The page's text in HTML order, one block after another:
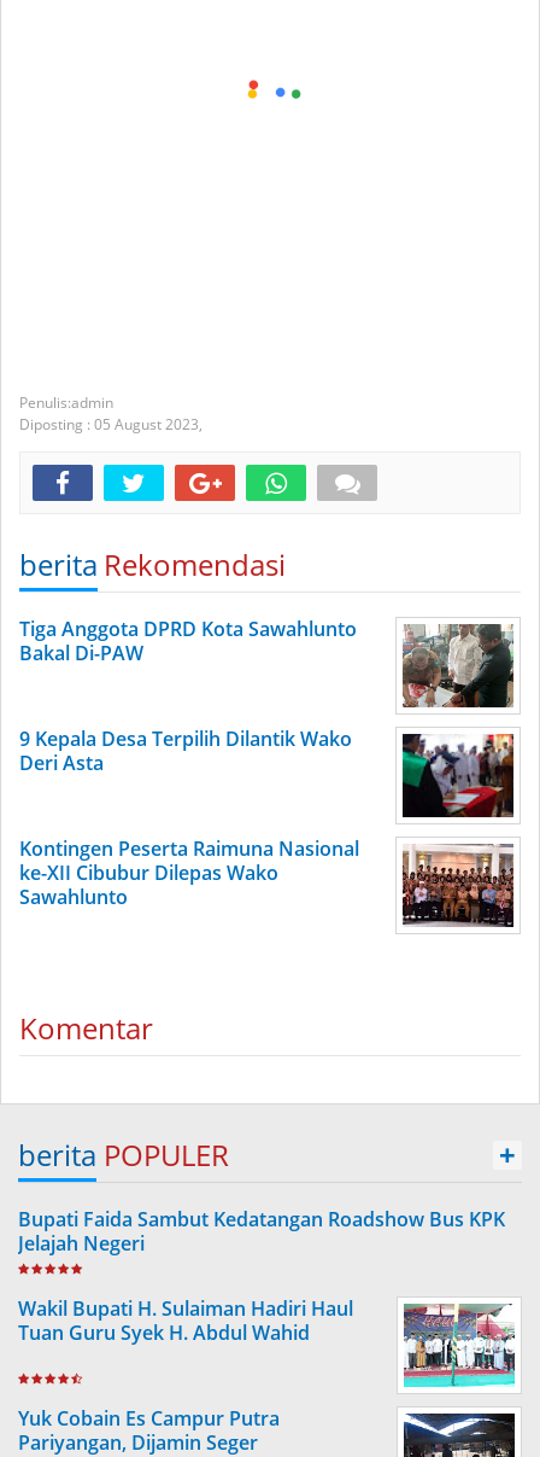
admin
Diposting : 05 August 2023,
berita Rekomendasi
Tiga Anggota DPRD Kota Sawahlunto
Bakal Di-PAW
9 Kepala Desa Terpilih Dilantik Wako
Deri Asta
Kontingen Peserta Raimuna Nasional
ke-XII Cibubur Dilepas Wako
Sawahlunto
Komentar
berita POPULER +
Bupati Faida Sambut Kedatangan Roadshow Bus KPK
Jelajah Negeri
Wakil Bupati H. Sulaiman Hadiri Haul
Tuan Guru Syek H. Abdul Wahid
Yuk Cobain Es Campur Putra
Pariyangan, Dijamin Seger